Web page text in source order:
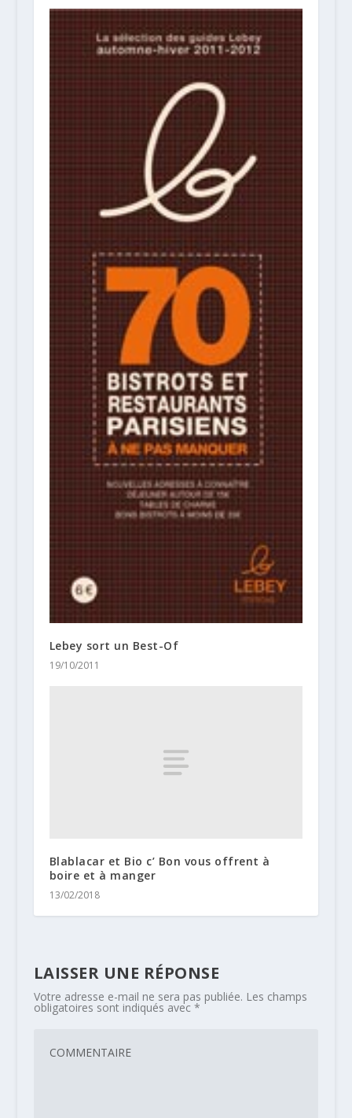
Lebey sort un Best-Of
19/10/2011
Blablacar et Bio c’ Bon vous offrent à
boire et à manger
13/02/2018
LAISSER UNE RÉPONSE
Votre adresse e-mail ne sera pas publiée. Les champs
obligatoires sont indiqués avec *